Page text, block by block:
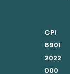
CPI
6901
2022
000